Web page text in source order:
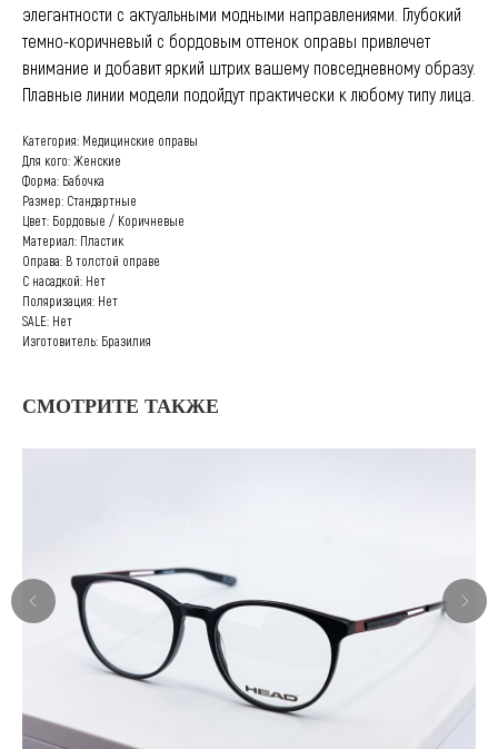
элегантности с актуальными модными направлениями. Глубокий
темно-коричневый с бордовым оттенок оправы привлечет
внимание и добавит яркий штрих вашему повседневному образу.
Плавные линии модели подойдут практически к любому типу лица.
Категория: Медицинские оправы
Для кого: Женские
Форма: Бабочка
Размер: Стандартные
Цвет: Бордовые / Коричневые
Материал: Пластик
Оправа: В толстой оправе
С насадкой: Нет
Поляризация: Нет
SALE: Нет
Изготовитель: Бразилия
СМОТРИТЕ ТАКЖЕ